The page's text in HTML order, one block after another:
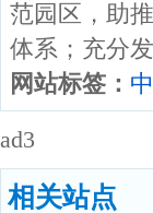
范园区，助
体系；充分
网站标签：
ad3
相关站点